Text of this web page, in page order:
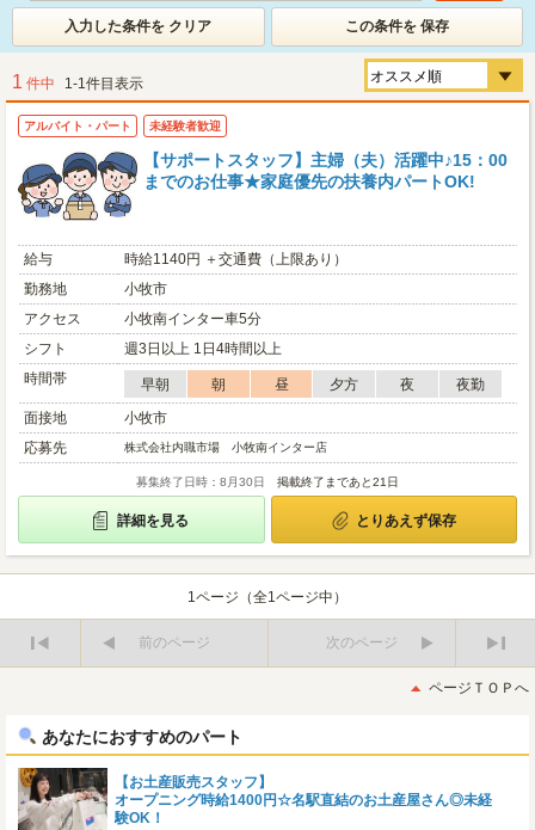
入力した条件を クリア この条件を 保存
1 件中 1-1件目表示
アルバイト・パート 未経験者歓迎
【サポートスタッフ】主婦（夫）活躍中♪15：00
までのお仕事★家庭優先の扶養内パートOK!
給与
時給1140円 ＋交通費（上限あり）
勤務地
小牧市
アクセス
小牧南インター車5分
シフト
週3日以上 1日4時間以上
時間帯
早朝 朝 昼 夕方 夜
夜勤
面接地
小牧市
応募先
株式会社内職市場 小牧南インター店
募集終了日時：8月30日 掲載終了まであと21日
詳細を見る とりあえず保存
1ページ（全1ページ中）
前のページ
次のページ
後
ページＴＯＰへ
あなたにおすすめのパート
【お土産販売スタッフ】
オープニング時給1400円☆名駅直結のお土産屋さん◎未経
験OK！